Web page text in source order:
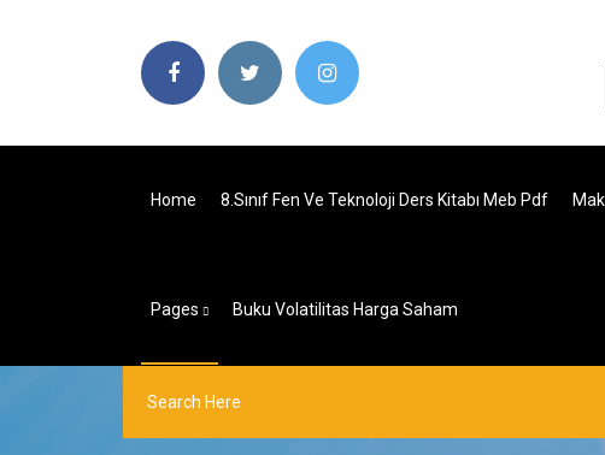
Home 8.sınıf Fen Ve Teknoloji Ders Kitabı Meb Pdf
Pages Buku Volatilitas Harga Saham